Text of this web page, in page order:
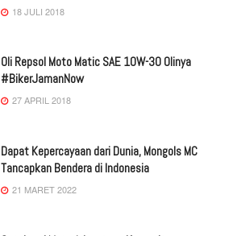
18 JULI 2018
Oli Repsol Moto Matic SAE 10W-30 Olinya
#BikerJamanNow
27 APRIL 2018
Dapat Kepercayaan dari Dunia, Mongols MC
Tancapkan Bendera di Indonesia
21 MARET 2022